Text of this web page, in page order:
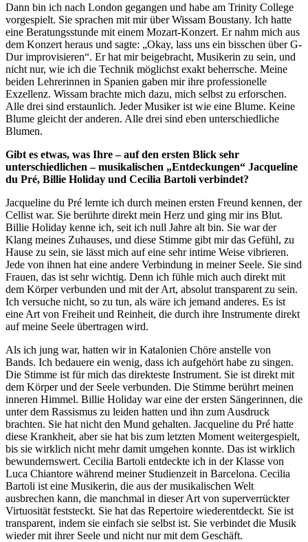
Dann bin ich nach London gegangen und habe am Trinity College
vorgespielt. Sie sprachen mit mir über Wissam Boustany. Ich hatte
eine Beratungsstunde mit einem Mozart-Konzert. Er nahm mich aus
dem Konzert heraus und sagte: „Okay, lass uns ein bisschen über G-
Dur improvisieren“. Er hat mir beigebracht, Musikerin zu sein, und
nicht nur, wie ich die Technik möglichst exakt beherrsche. Meine
beiden Lehrerinnen in Spanien gaben mir ihre professionelle
Exzellenz. Wissam brachte mich dazu, mich selbst zu erforschen.
Alle drei sind erstaunlich. Jeder Musiker ist wie eine Blume. Keine
Blume gleicht der anderen. Alle drei sind eben unterschiedliche
Blumen.
Gibt es etwas, was Ihre – auf den ersten Blick sehr
unterschiedlichen – musikalischen „Entdeckungen“ Jacqueline
du Pré, Billie Holiday und Cecilia Bartoli verbindet?
Jacqueline du Pré lernte ich durch meinen ersten Freund kennen, der
Cellist war. Sie berührte direkt mein Herz und ging mir ins Blut.
Billie Holiday kenne ich, seit ich null Jahre alt bin. Sie war der
Klang meines Zuhauses, und diese Stimme gibt mir das Gefühl, zu
Hause zu sein, sie lässt mich auf eine sehr intime Weise vibrieren.
Jede von ihnen hat eine andere Verbindung in meiner Seele. Sie sind
Frauen, das ist sehr wichtig. Denn ich fühle mich auch direkt mit
dem Körper verbunden und mit der Art, absolut transparent zu sein.
Ich versuche nicht, so zu tun, als wäre ich jemand anderes. Es ist
eine Art von Freiheit und Reinheit, die durch ihre Instrumente direkt
auf meine Seele übertragen wird.
Als ich jung war, hatten wir in Katalonien Chöre anstelle von
Bands. Ich bedauere ein wenig, dass ich aufgehört habe zu singen.
Die Stimme ist für mich das direkteste Instrument. Sie ist direkt mit
dem Körper und der Seele verbunden. Die Stimme berührt meinen
inneren Himmel. Billie Holiday war eine der ersten Sängerinnen, die
unter dem Rassismus zu leiden hatten und ihn zum Ausdruck
brachten. Sie hat nicht den Mund gehalten. Jacqueline du Pré hatte
diese Krankheit, aber sie hat bis zum letzten Moment weitergespielt,
bis sie wirklich nicht mehr damit umgehen konnte. Das ist wirklich
bewundernswert. Cecilia Bartoli entdeckte ich in der Klasse von
Luca Chiantore während meiner Studienzeit in Barcelona. Cecilia
Bartoli ist eine Musikerin, die aus der musikalischen Welt
ausbrechen kann, die manchmal in dieser Art von superverrückter
Virtuosität feststeckt. Sie hat das Repertoire wiederentdeckt. Sie ist
transparent, indem sie einfach sie selbst ist. Sie verbindet die Musik
wieder mit ihrer Seele und nicht nur mit dem Geschäft.